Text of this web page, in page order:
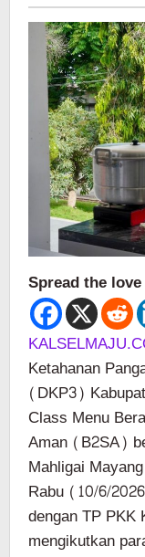
Spread the love
Ketahanan
(DKP3)
Class Menu
Aman (B2SA)
Mahligai
Rabu (10/6/
dengan TP PKK
mengikutkan